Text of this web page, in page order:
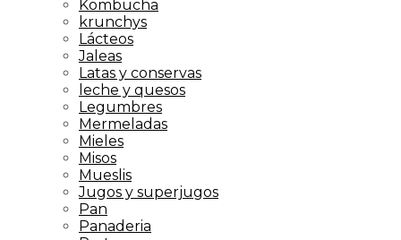
Kombucha
krunchys
Lácteos
Jaleas
Latas y conservas
leche y quesos
Legumbres
Mermeladas
Mieles
Misos
Mueslis
Jugos y superjugos
Pan
Panaderia